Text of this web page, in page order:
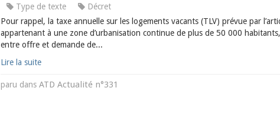
Type de texte
Décret
Pour rappel, la taxe annuelle sur les logements vacants (TLV) prévue par
appartenant à une zone d’urbanisation continue de plus de 50 000
entre offre et demande de...
Lire la suite
paru dans ATD Actualité n°331